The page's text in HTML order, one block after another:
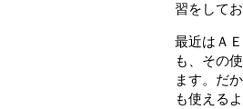
習をして
最近はＡ
も、その
ます。だ
も使える